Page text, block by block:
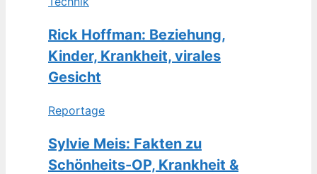
Rick Hoffman: Beziehung,
Kinder, Krankheit, virales
Gesicht
Reportage
Sylvie Meis: Fakten zu
Schönheits-OP, Krankheit &